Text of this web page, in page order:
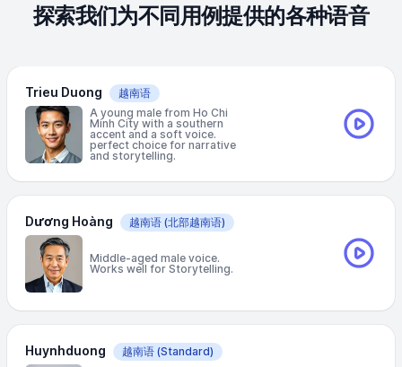
探索我们为不同用例提供的各种语音
Trieu Duong
越南语
A young male from Ho Chi
Minh City with a southern
accent and a soft voice.
perfect choice for narrative
and storytelling.
Dương Hoàng 越南语 (北部越南语)
Middle-aged male voice.
Works well for Storytelling.
Huynhduong 越南语 (Standard)